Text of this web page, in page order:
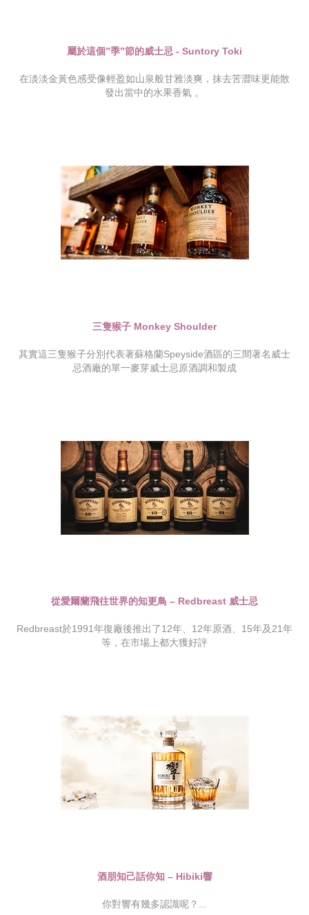
屬於這個”季”節的威士忌 - Suntory Toki
在淡淡金黃色感受像輕盈如山泉般甘雅淡爽，抹去苦澀味更能散
發出當中的水果香氣 。
三隻猴子 Monkey Shoulder
其實這三隻猴子分別代表著蘇格蘭Speyside酒區的三間著名威士
忌酒廠的單一麥芽威士忌原酒調和製成
從愛爾蘭飛往世界的知更鳥 – Redbreast 威士忌
Redbreast於1991年復廠後推出了12年、12年原酒、15年及21年
等，在市場上都大獲好評
酒朋知己話你知 – Hibiki響
你對響有幾多認識呢？...